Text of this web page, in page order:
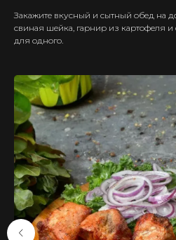
Закажите вкусный и сытный обед на
свиная шейка, гарнир из картофеля
для одного.